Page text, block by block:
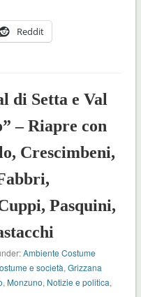
Reddit
di Setta e Val
– Riapre con
Crescimbeni,
Pasquini,
Ambiente Costume
e società,Grizzana
,Monzuno, Notizie e politica,